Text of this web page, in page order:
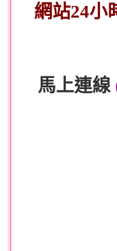
網站24小
馬上連線